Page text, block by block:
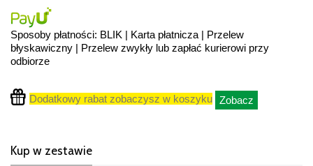
Sposoby płatności: BLIK | Karta płatnicza | Przelew
błyskawiczny | Przelew zwykły lub zapłać kurierowi przy
odbiorze
Dodatkowy rabat zobaczysz w koszyku Zobacz
Kup w zestawie